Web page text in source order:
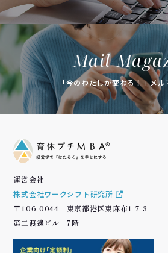
Mail
「今のわたしが変わる！」メ
運営会社
株式会社ワークシフト研究所
〒106-0044 東京都港区東麻布1-7-3
第二渡邊ビル 7階